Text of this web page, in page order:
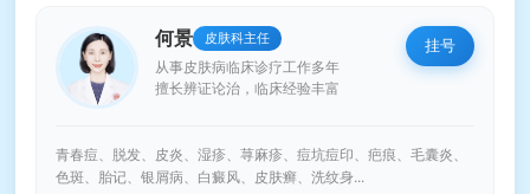
何景 皮肤科主任
从事皮肤病临床诊疗工作多年
擅长辨证论治，临床经验丰富
挂号
青春痘、脱发、皮炎、湿疹、荨麻疹、痘坑痘印、疤痕、毛囊炎、
色斑、胎记、银屑病、白癜风、皮肤癣、洗纹身...